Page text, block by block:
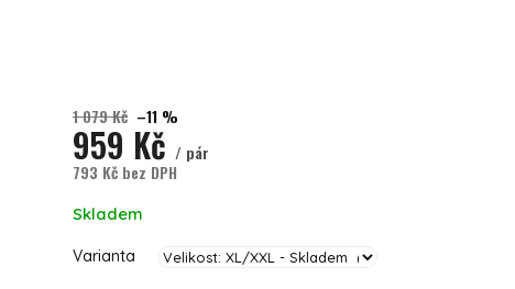
1 079 Kč –11 %
959 Kč / pár
793 Kč bez DPH
Měrná cena:
Skladem
Varianta